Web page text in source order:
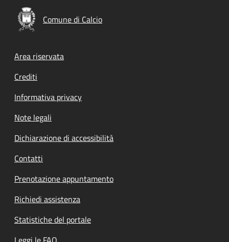
Comune di Calcio
Footer menu
Area riservata
Crediti
Informativa privacy
Note legali
Dichiarazione di accessibilità
Contatti
Prenotazione appuntamento
Richiedi assistenza
Statistiche del portale